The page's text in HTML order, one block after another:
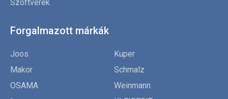
Szoftverek
Forgalmazott márkák
Joos
Kuper
Makor
Schmalz
OSAMA
Weinmann